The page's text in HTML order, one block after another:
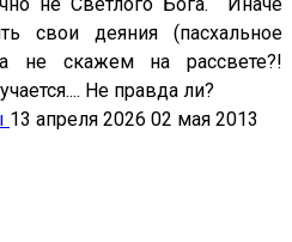
не Светлого Бога. Иначе
свои деяния (пасхальное
не скажем на рассвете?!
Не правда ли?
13 апреля 2026 02 мая 2013